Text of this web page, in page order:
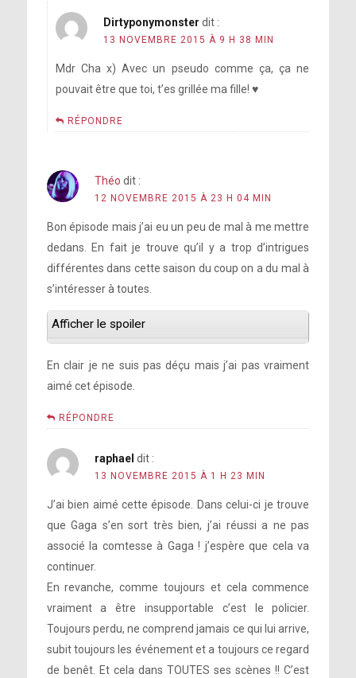
Dirtyponymonster dit :
13 NOVEMBRE 2015 À 9 H 38 MIN
Mdr Cha x) Avec un pseudo comme ça, ça ne
pouvait être que toi, t’es grillée ma fille! ♥
RÉPONDRE
Théo dit :
12 NOVEMBRE 2015 À 23 H 04 MIN
Bon épisode mais j’ai eu un peu de mal à me mettre
dedans. En fait je trouve qu’il y a trop d’intrigues
différentes dans cette saison du coup on a du mal à
s’intéresser à toutes.
Afficher le spoiler
En clair je ne suis pas déçu mais j’ai pas vraiment
aimé cet épisode.
RÉPONDRE
raphael dit :
13 NOVEMBRE 2015 À 1 H 23 MIN
J’ai bien aimé cette épisode. Dans celui-ci je trouve
que Gaga s’en sort très bien, j’ai réussi a ne pas
associé la comtesse à Gaga ! j’espère que cela va
continuer.
En revanche, comme toujours et cela commence
vraiment a être insupportable c’est le policier.
Toujours perdu, ne comprend jamais ce qui lui arrive,
subit toujours les événement et a toujours ce regard
de benêt. Et cela dans TOUTES ses scènes !! C’est